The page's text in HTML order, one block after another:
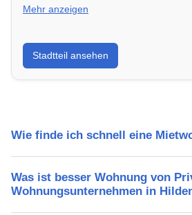
Mehr anzeigen
Erfahre mehr über deinen Stadtteil
Lebensqualität,
Freizeitmöglichkeiten und
Stadtteil ansehen
Wie finde ich schnell eine
Was ist besser Wohnung von
Wohnungsunternehmen in